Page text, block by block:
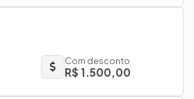
Com desconto
R$ 1.500,00